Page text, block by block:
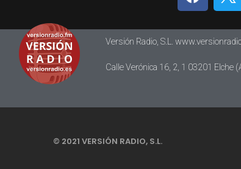
Versión Radio, S.L.
Calle Verónica 16, 2, 1 03201 Elche
© 2021 VERSIÓN RADIO, S.L.